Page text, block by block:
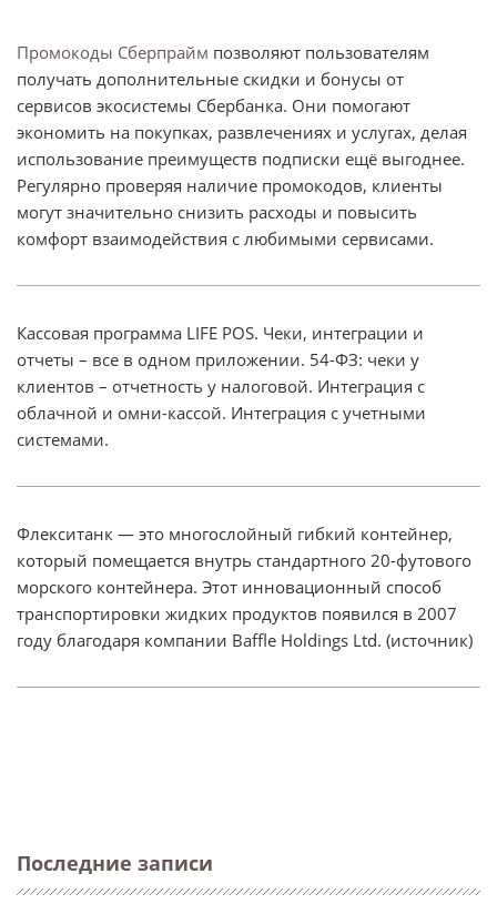
Промокоды Сберпрайм позволяют пользователям
получать дополнительные скидки и бонусы от
сервисов экосистемы Сбербанка. Они помогают
экономить на покупках, развлечениях и услугах, делая
использование преимуществ подписки ещё выгоднее.
Регулярно проверяя наличие промокодов, клиенты
могут значительно снизить расходы и повысить
комфорт взаимодействия с любимыми сервисами.
Кассовая программа LIFE POS. Чеки, интеграции и
отчеты – все в одном приложении. 54-ФЗ: чеки у
клиентов – отчетность у налоговой. Интеграция с
облачной и омни-кассой. Интеграция с учетными
системами.
Флекситанк — это многослойный гибкий контейнер,
который помещается внутрь стандартного 20-футового
морского контейнера. Этот инновационный способ
транспортировки жидких продуктов появился в 2007
году благодаря компании Baffle Holdings Ltd. (источник)
Последние записи